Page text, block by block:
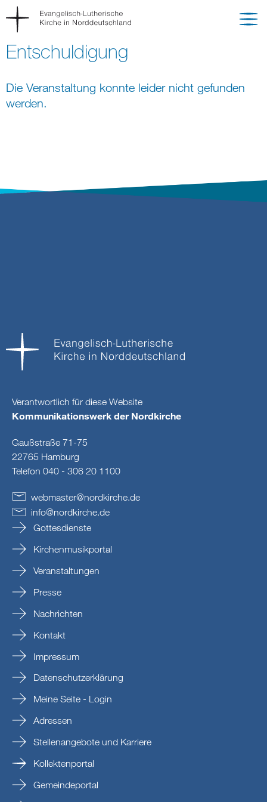
Entschuldigung
Die Veranstaltung konnte leider nicht gefunden
werden.
Verantwortlich für diese Website
Kommunikationswerk der Nordkirche
Gaußstraße 71-75
22765 Hamburg
Telefon 040 - 306 20 1100
webmaster@nordkirche de
info@nordkirche.de
Gottesdienste
Kirchenmusikportal
Veranstaltungen
Presse
Nachrichten
Kontakt
Impressum
Datenschutzerklärung
Meine Seite - Login
Adressen
Stellenangebote und Karriere
Kollektenportal
Gemeindeportal